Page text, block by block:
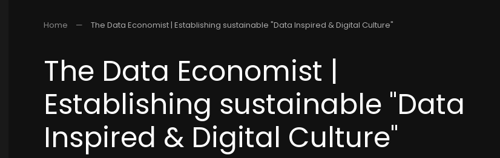
Home The Data Economist | Establishing sustainable "Data Inspired & Digital Culture"
The Data Economist |
Establishing sustainable "Data
Inspired & Digital Culture"